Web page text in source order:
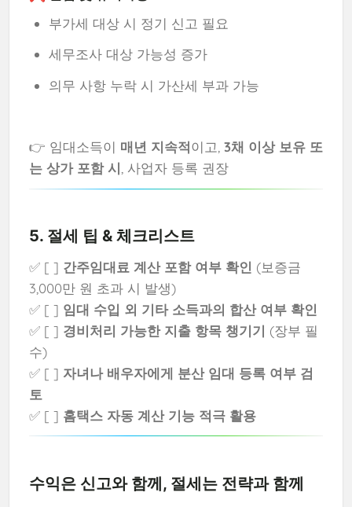
부가세 대상 시 정기 신고 필요
세무조사 대상 가능성 증가
의무 사항 누락 시 가산세 부과 가능
👉 임대소득이 매년 지속적이고, 3채 이상 보유 또
는 상가 포함 시, 사업자 등록 권장
5. 절세 팁 & 체크리스트
✅ [ ] 간주임대료 계산 포함 여부 확인 (보증금
3,000만 원 초과 시 발생)
✅ [ ] 임대 수입 외 기타 소득과의 합산 여부 확인
✅ [ ] 경비처리 가능한 지출 항목 챙기기 (장부 필
수)
✅ [ ] 자녀나 배우자에게 분산 임대 등록 여부 검
토
✅ [ ] 홈택스 자동 계산 기능 적극 활용
수익은 신고와 함께, 절세는 전략과 함께